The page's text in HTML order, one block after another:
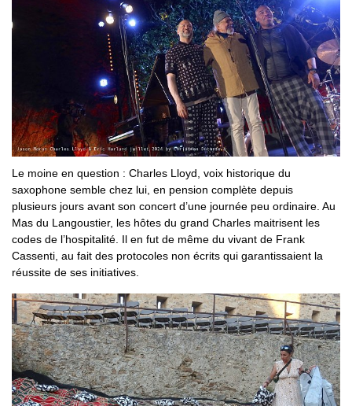
Le moine en question : Charles Lloyd, voix historique du
saxophone semble chez lui, en pension complète depuis
plusieurs jours avant son concert d’une journée peu ordinaire. Au
Mas du Langoustier, les hôtes du grand Charles maitrisent les
codes de l’hospitalité. Il en fut de même du vivant de Frank
Cassenti, au fait des protocoles non écrits qui garantissaient la
réussite de ses initiatives.